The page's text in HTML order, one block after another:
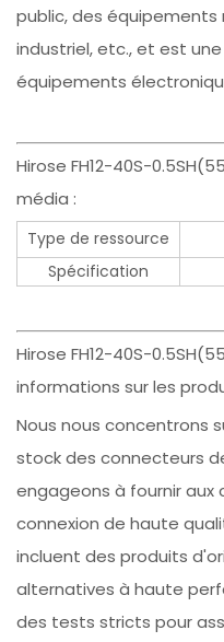
public, des
industriel, etc., et est
équipements
Hirose FH12-40S-
média :
Type de ressource
Spécification
Hirose FH12-40S-
informations sur les
Nous nous concentrons
stock des connecteurs
engageons à fournir aux
connexion de haute
incluent des produits
alternatives à haute
des tests stricts pour